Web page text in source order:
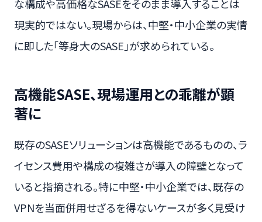
な構成や高価格なSASEをそのまま導入することは
現実的ではない。現場からは、中堅・中小企業の実情
に即した「等身大のSASE」が求められている。
高機能SASE、現場運用との乖離が顕
著に
既存のSASEソリューションは高機能であるものの、ラ
イセンス費用や構成の複雑さが導入の障壁となって
いると指摘される。特に中堅・中小企業では、既存の
VPNを当面併用せざるを得ないケースが多く見受け